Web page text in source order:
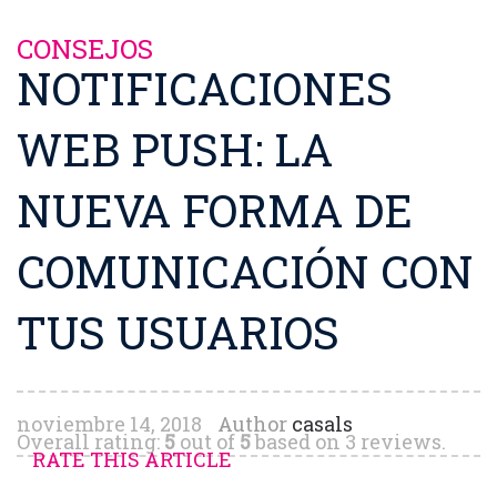
CONSEJOS
NOTIFICACIONES
WEB PUSH: LA
NUEVA FORMA DE
COMUNICACIÓN CON
TUS USUARIOS
noviembre 14, 2018 Author casals
Overall rating: 5 out of 5based on 3 reviews.
RATE THIS ARTICLE